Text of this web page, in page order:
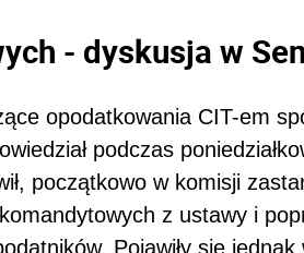
- dyskusja w
opodatkowania CIT-em
podczas
początkowo w komisji
z ustawy i
ników. Pojawiły się jednak